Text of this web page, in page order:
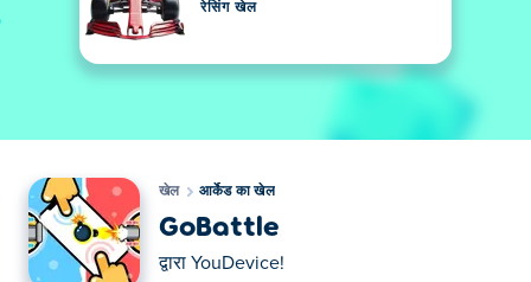
रेसिंग खेल
खेल आर्केड का खेल
GoBattle
द्वारा YouDevice!